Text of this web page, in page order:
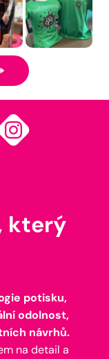
který
potisku,
odolnost,
návrhů.
na detail a